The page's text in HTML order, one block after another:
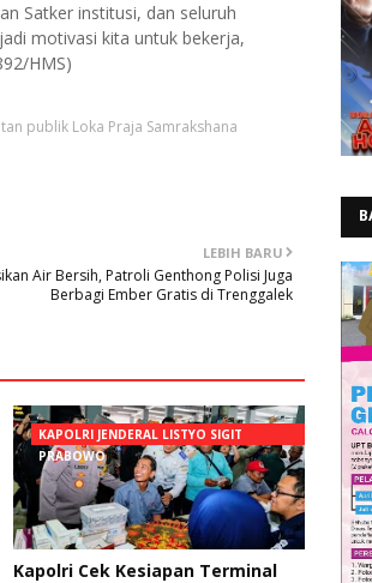
Satker institusi, dan seluruh
motivasi kita untuk bekerja,
HMS)
publik Loka Praja Samrakshana
LEBIH BARU
Air Bersih, Patroli Genthong Polisi Juga
Berbagi Ember Gratis di Trenggalek
KAPOLRI JENDERAL LISTYO SIGIT
PRABOWO
Kapolri Cek Kesiapan Terminal